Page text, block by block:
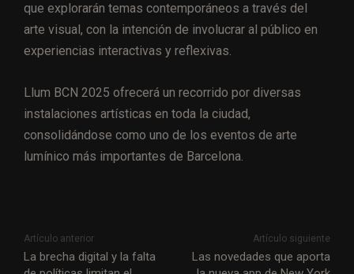
que explorarán temas contemporáneos a través del
arte visual, con la intención de involucrar al público en
experiencias interactivas y reflexivas.
Llum BCN 2025 ofrecerá un recorrido por diversas
instalaciones artísticas en toda la ciudad,
consolidándose como uno de los eventos de arte
lumínico más importantes de Barcelona.
Artículo anterior
La brecha digital y la falta
Artículo siguiente
Las novedades que aporta